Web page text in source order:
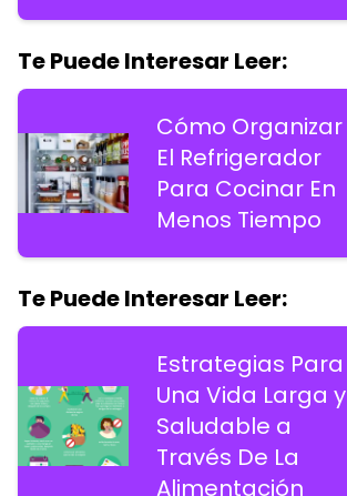
Te Puede Interesar Leer:
Cómo Organizar
El Refrigerador
Para Cocinar En
Menos Tiempo
Te Puede Interesar Leer:
Estrategias Para
Una Vida Larga y
Saludable a
Través De La
Alimentación